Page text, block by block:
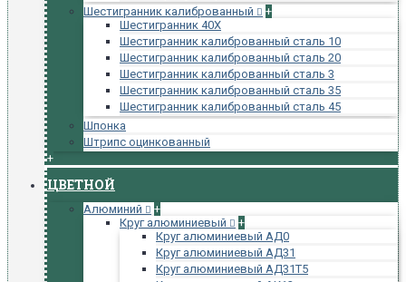
Шестигранник калиброванный
+
Шестигранник 40Х
Шестигранник калиброванный сталь 10
Шестигранник калиброванный сталь 20
Шестигранник калиброванный сталь 3
Шестигранник калиброванный сталь 35
Шестигранник калиброванный сталь 45
Шпонка
Штрипс оцинкованный
+
ЦВЕТНОЙ
Алюминий
+
Круг алюминиевый
+
Круг алюминиевый АД0
Круг алюминиевый АД31
Круг алюминиевый АД31Т5